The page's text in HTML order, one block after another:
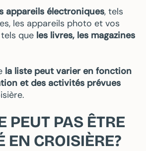
appareils électroniques, tels
les appareils photo et vos
que les livres, les magazines
la liste peut varier en fonction
et des activités prévues
PEUT PAS ÊTRE
EN CROISIÈRE?